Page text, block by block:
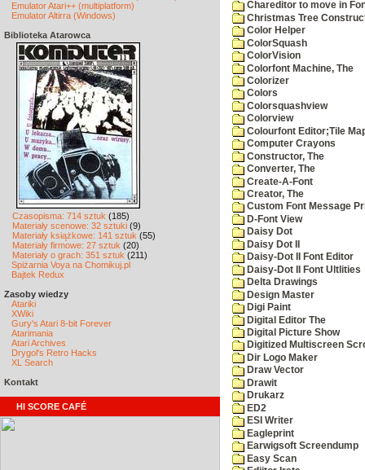
Emulator Atari++ (multiplatform)
Emulator Altirra (Windows)
Biblioteka Atarowca
Czasopisma: 714 sztuk (185)
Materiały scenowe: 32 sztuki (9)
Materiały książkowe: 141 sztuk (55)
Materiały firmowe: 27 sztuk (20)
Materiały o grach: 351 sztuk (211)
Spiżarnia Voya na Chomikuj.pl
Bajtek Redux
Zasoby wiedzy
Atariki
XWiki
Gury's Atari 8-bit Forever
Atarimania
Atari Archives
Drygol's Retro Hacks
XL Search
Kontakt
HI SCORE CAFÉ
Chareditor to move in
Christmas Tree
Color Helper
ColorSquash
ColorVision
Colorfont Machine, The
Colorizer
Colors
Colorsquashview
Colorview
Colourfont Editor;Tile
Computer Crayons
Constructor, The
Converter, The
Create-A-Font
Creator, The
Custom Font Message
D-Font View
Daisy Dot
Daisy Dot II
Daisy-Dot II Font Editor
Daisy-Dot II Font Ultlities
Delta Drawings
Design Master
Digi Paint
Digital Editor The
Digital Picture Show
Digitized Multiscreen
Dir Logo Maker
Draw Vector
Drawit
Drukarz
ED2
ESI Writer
Eagleprint
Earwigsoft Screendump
Easy Scan